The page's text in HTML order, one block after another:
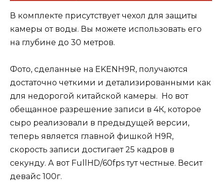
В комплекте присутствует чехол для защиты
камеры от воды. Вы можете использовать его
на глубине до 30 метров.
Фото, сделанные на EKENH9R, получаются
достаточно четкими и детализированными как
для недорогой китайской камеры. Но вот
обещанное разрешение записи в 4К, которое
сыро реализовали в предыдущей версии,
теперь является главной фишкой H9R,
скорость записи достигает 25 кадров в
секунду. А вот FullHD/60fps тут честные. Весит
девайс 100г.